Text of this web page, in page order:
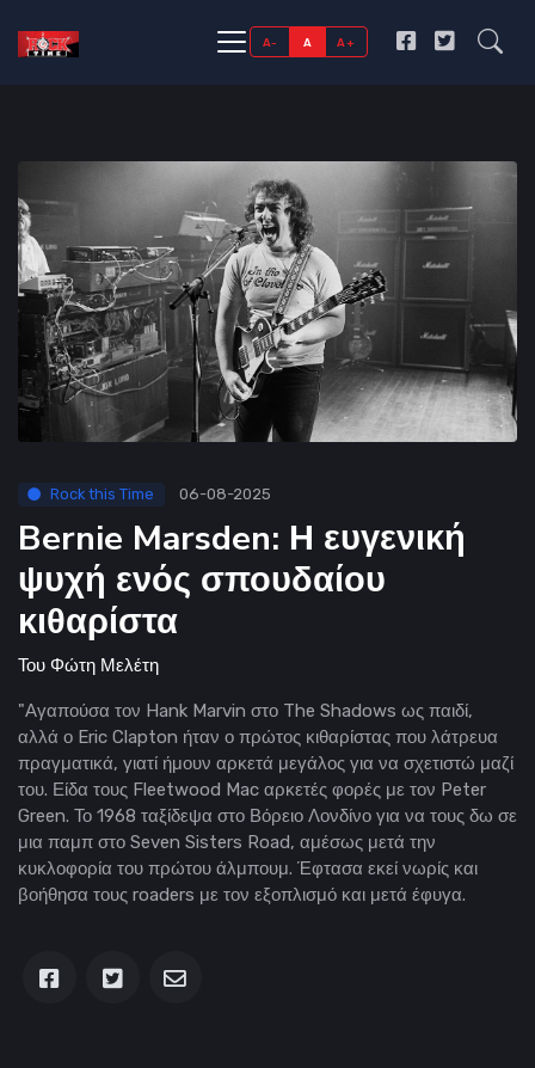
A- A A+
Rock this Time 06-08-2025
Bernie Marsden: Η ευγενική
ψυχή ενός σπουδαίου
κιθαρίστα
Του Φώτη Μελέτη
"Αγαπούσα τον Hank Marvin στο The Shadows ως παιδί,
αλλά ο Eric Clapton ήταν ο πρώτος κιθαρίστας που λάτρευα
πραγματικά, γιατί ήμουν αρκετά μεγάλος για να σχετιστώ μαζί
του. Είδα τους Fleetwood Mac αρκετές φορές με τον Peter
Green. Το 1968 ταξίδεψα στο Βόρειο Λονδίνο για να τους δω σε
μια παμπ στο Seven Sisters Road, αμέσως μετά την
κυκλοφορία του πρώτου άλμπουμ. Έφτασα εκεί νωρίς και
βοήθησα τους roaders με τον εξοπλισμό και μετά έφυγα.